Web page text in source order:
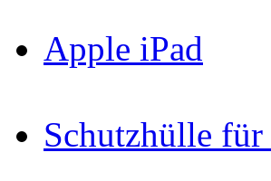
Apple iPad
Schutzhülle für